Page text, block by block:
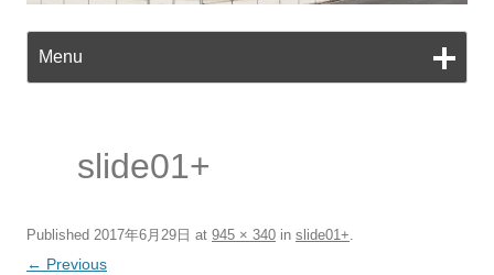
Menu
slide01+
Published 2017年6月29日 at 945 × 340 in slide01+
← Previous